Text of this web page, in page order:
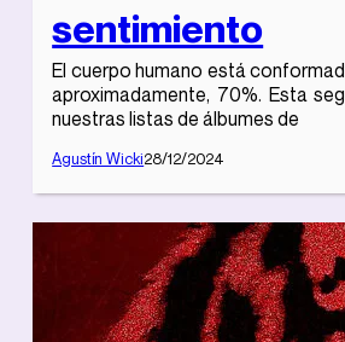
sentimiento
El cuerpo humano está
aproximadamente, 70%. Esta
nuestras listas de álbumes de
Agustín Wicki28/12/2024